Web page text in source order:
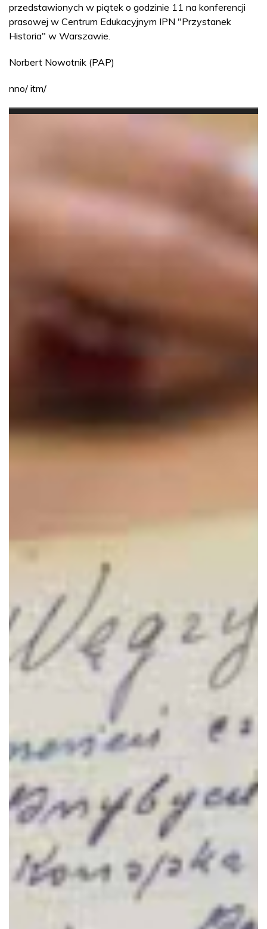
przedstawionych w piątek o godzinie 11 na konferencji
prasowej w Centrum Edukacyjnym IPN "Przystanek
Historia" w Warszawie.
Norbert Nowotnik (PAP)
nno/ itm/